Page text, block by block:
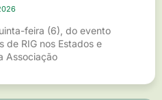
feira (6), do evento
de RIG nos Estados e
Associação